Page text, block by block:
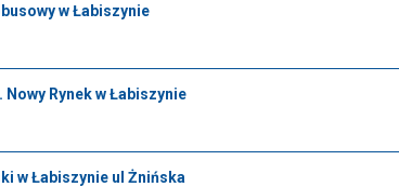
w Łabiszynie
Nowy Rynek w Łabiszynie
w Łabiszynie ul Żnińska